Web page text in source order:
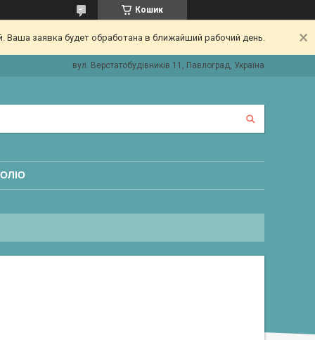
Кошик
заявка будет обработана в ближайший рабочий день.
вул. Верстатобудівників 11, Павлоград, Україна